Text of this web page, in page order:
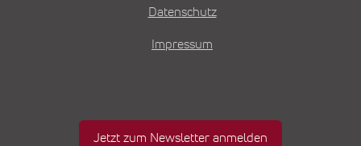
Datenschutz
Impressum
Jetzt zum Newsletter anmelden